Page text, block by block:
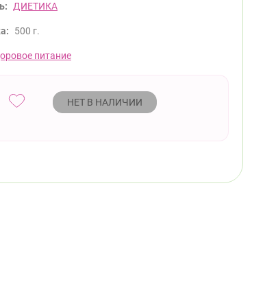
ДИЕТИКА
500 г.
питание
НЕТ В НАЛИЧИИ